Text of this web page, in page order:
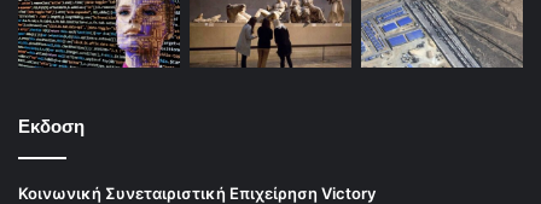
Εκδοση
Κοινωνική Συνεταιριστική Επιχείρηση Victory